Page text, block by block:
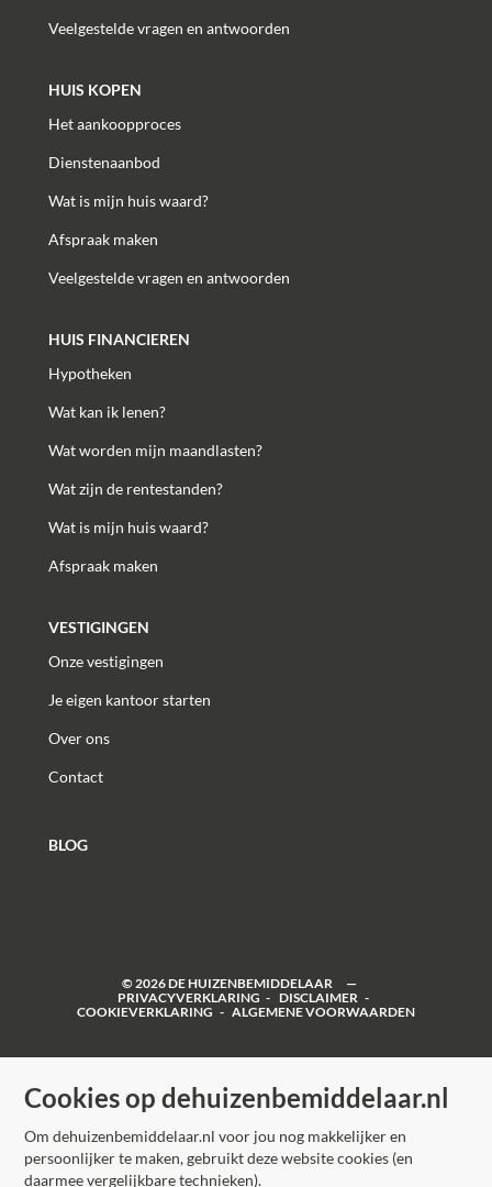
Veelgestelde vragen en antwoorden
HUIS KOPEN
Het aankoopproces
Dienstenaanbod
Wat is mijn huis waard?
Afspraak maken
Veelgestelde vragen en antwoorden
HUIS FINANCIEREN
Hypotheken
Wat kan ik lenen?
Wat worden mijn maandlasten?
Wat zijn de rentestanden?
Wat is mijn huis waard?
Afspraak maken
VESTIGINGEN
Onze vestigingen
Je eigen kantoor starten
Over ons
Contact
BLOG
© 2026DE HUIZENBEMIDDELAAR
PRIVACYVERKLARING
DISCLAIMER
COOKIEVERKLARING
ALGEMENE VOORWAARDEN
Cookies op dehuizenbemiddelaar.nl
Om dehuizenbemiddelaar.nl voor jou nog makkelijker en
persoonlijker te maken, gebruikt deze website cookies (en
daarmee vergelijkbare technieken).